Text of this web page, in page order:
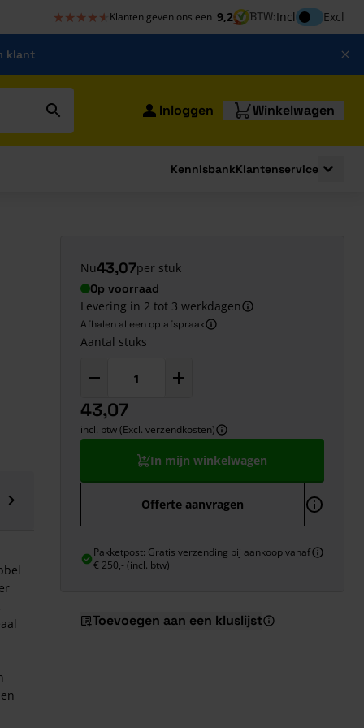
★★★★★
★★★★★ Klanten geven ons een 9,2 BTW:InclInclusief btw
Excl
klant
Inloggen Winkelwagen
KennisbankKlantenservice
Nu43,07per stuk
Op voorraad
Levering in 2 tot 3 werkdagen
Afhalen alleen op afspraak
Aantal stuks
43,07
incl. btw (Excl. verzendkosten)
In mijn winkelwagen
Offerte aanvragen
Pakketpost: Gratis verzending bij aankoop vanaf
€ 250,- (incl. btw)
Toevoegen aan een kluslijst